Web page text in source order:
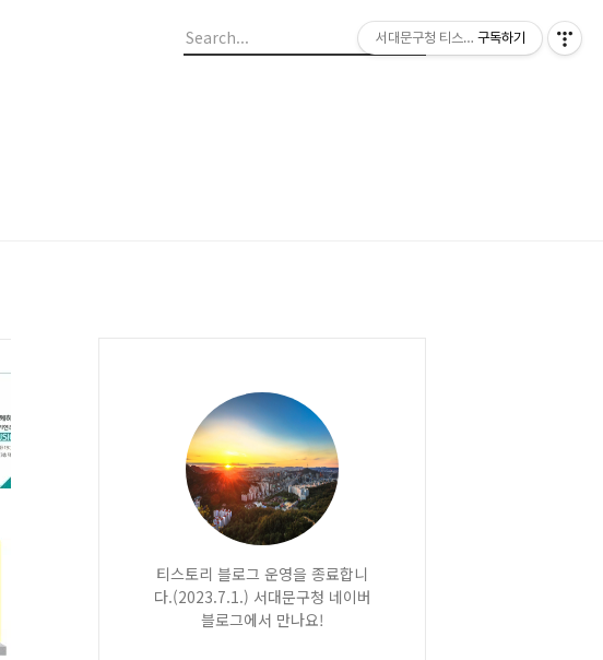
티스토리 블로그 운영을 종료합니
다.(2023.7.1.) 서대문구청 네이버
블로그에서 만나요!
서대문구청 티스토리 블로그
구독하기